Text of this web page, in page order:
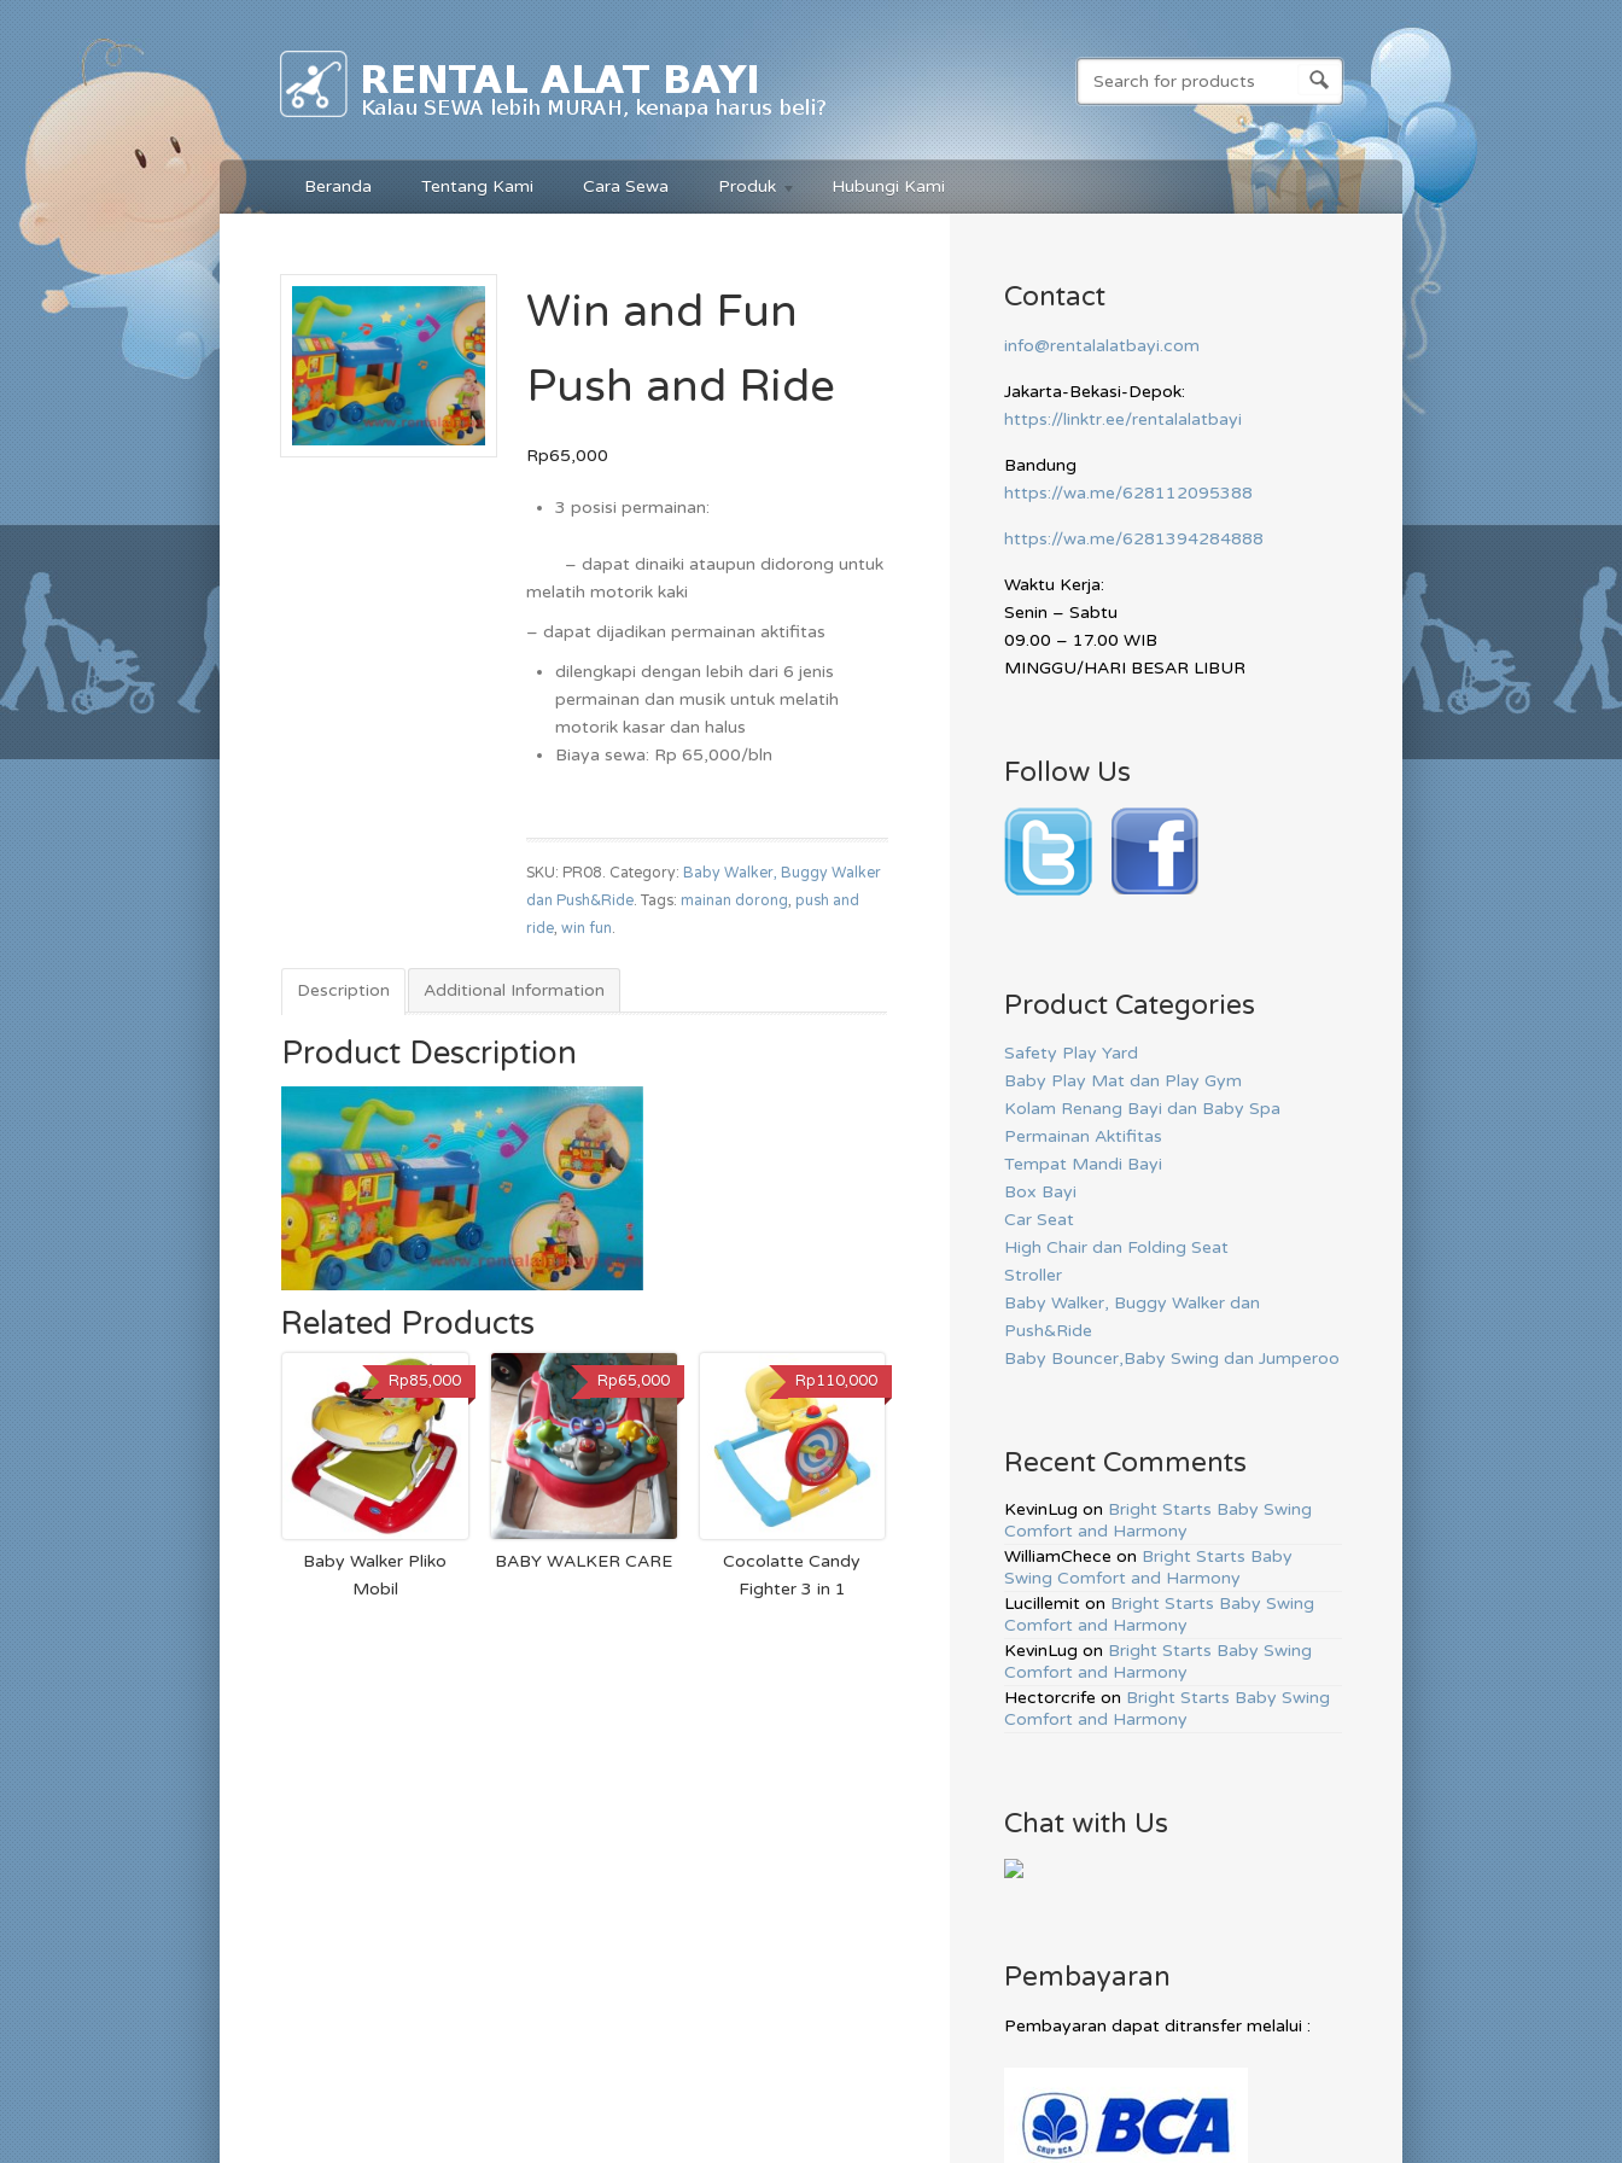
Beranda Tentang Kami Cara Sewa Produk Hubungi Kami
Win and Fun
Push and Ride
Rp65,000
3 posisi permainan:
– dapat dinaiki ataupun didorong untuk
melatih motorik kaki
– dapat dijadikan permainan aktifitas
dilengkapi dengan lebih dari 6 jenis
permainan dan musik untuk melatih
motorik kasar dan halus
Biaya sewa: Rp 65,000/bln
SKU: PR08. Category: Baby Walker, Buggy Walker
dan Push&Ride. Tags: mainan dorong, push and
ride, win fun.
Description Additional Information
Product Description
Related Products
Baby Walker Pliko
Mobil
Rp85,000
BABY WALKER CARE
Rp65,000
Cocolatte Candy
Fighter 3 in 1
Rp110,000
Contact
info@rentalalatbayi.com
Jakarta-Bekasi-Depok:
https://linktr.ee/rentalalatbayi
Bandung
https://wa.me/628112095388
https://wa.me/6281394284888
Waktu Kerja:
Senin – Sabtu
09.00 – 17.00 WIB
MINGGU/HARI BESAR LIBUR
Follow Us
Product Categories
Safety Play Yard
Baby Play Mat dan Play Gym
Kolam Renang Bayi dan Baby Spa
Permainan Aktifitas
Tempat Mandi Bayi
Box Bayi
Car Seat
High Chair dan Folding Seat
Stroller
Baby Walker, Buggy Walker dan
Push&Ride
Baby Bouncer,Baby Swing dan Jumperoo
Recent Comments
KevinLug on Bright Starts Baby Swing
Comfort and Harmony
WilliamChece on Bright Starts Baby
Swing Comfort and Harmony
Lucillemit on Bright Starts Baby Swing
Comfort and Harmony
KevinLug on Bright Starts Baby Swing
Comfort and Harmony
Hectorcrife on Bright Starts Baby Swing
Comfort and Harmony
Chat with Us
Pembayaran
Pembayaran dapat ditransfer melalui :